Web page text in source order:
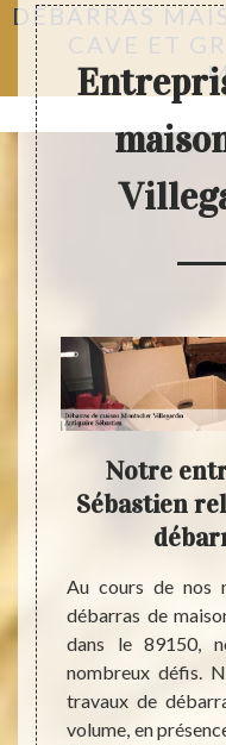
DÉBARRAS
CAVE ET
le
à
si
Notre
Sébastien
Au cours de nos
débarras de
dans le 89150,
nombreux défis.
travaux de
volume, en